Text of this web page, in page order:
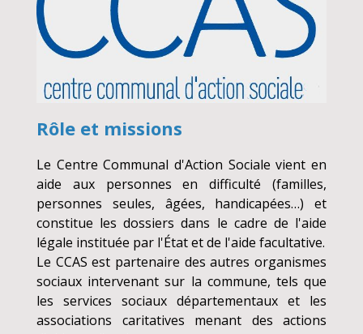
Rôle et missions
Le Centre Communal d'Action Sociale vient en
aide aux personnes en difficulté (familles,
personnes seules, âgées, handicapées…) et
constitue les dossiers dans le cadre de l'aide
légale instituée par l'État et de l'aide facultative.
Le CCAS est partenaire des autres organismes
sociaux intervenant sur la commune, tels que
les services sociaux départementaux et les
associations caritatives menant des actions